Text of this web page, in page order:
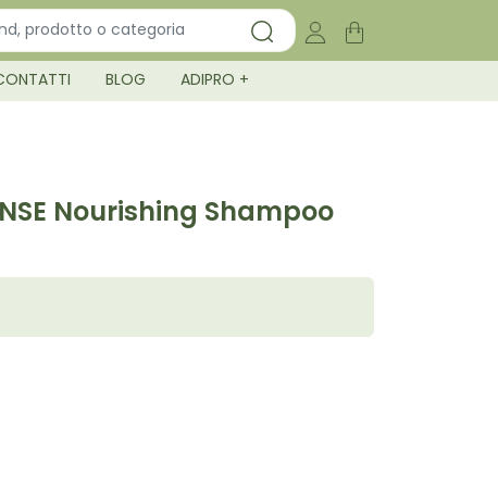
BLOG ADIPRO +
Nourishing Shampoo